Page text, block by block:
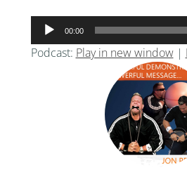
声
プ
00:00
Podcast: Play in new window|